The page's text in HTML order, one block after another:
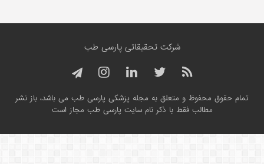
شرکت تحقیقاتی پارسی طب
تمام حقوق محفوظ و متعلق به مجله پزشکی پارسی طب می باشد، باز نشر
مطالب فقط با ذکر نام سایت پارسی طب مجاز است